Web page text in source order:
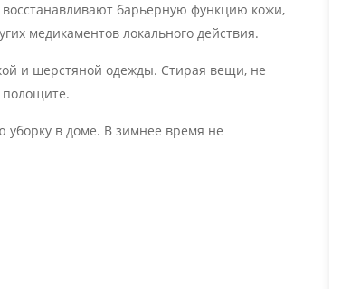
барьерную функцию кожи,
медикаментов локального действия.
и шерстяной одежды. Стирая вещи, не
полощите.
в доме. В зимнее время не